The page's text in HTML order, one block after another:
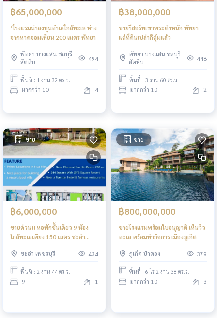
฿65,000,000
*โรงแรมน่าลงทุนทำเลใกล้ทะเล ห่าง
จากหาดจอมเทียน 200 เมตร พัทยา
พัทยา บางแสน ชลบุรี
สัตหีบ
494
พื้นที่ : 1 งาน 32 ตร.ว.
มากกว่า 10 4
฿38,000,000
ขายรีสอร์ทเขาพระตำหนัก พัทยา
แค่ที่ดินเปล่าก็คุ้มแล้ว
พัทยา บางแสน ชลบุรี
สัตหีบ
448
พื้นที่ : 3 งาน 60 ตร.ว.
มากกว่า 10 2
ขาย
฿6,000,000
ขายด่วน!! หอพักชั้นเดียว 9 ห้อง
ใกล้ทะเลเพียง 150 เมตร ชะอำ
ชะอำ เพชรบุรี
434
พื้นที่ : 2 งาน 44 ตร.ว.
9 1
ขาย
฿800,000,000
ขายโรงเเรมพร้อมใบอนุญาติ เห็นวิว
ทะเล พร้อมทำกิจการ เมืองภูเก็ต
ภูเก็ต ป่าตอง 379
พื้นที่ : 6 ไร่ 2 งาน 38 ตร.ว.
มากกว่า 10 3